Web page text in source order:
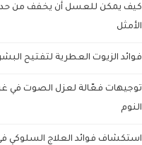
كيف يمكن للعسل أن يخفف من
الأمثل
فوائد الزيوت العطرية لتفتيح
توجيهات فعّالة لعزل الصوت في
النوم
استكشاف فوائد العلاج السلوكي